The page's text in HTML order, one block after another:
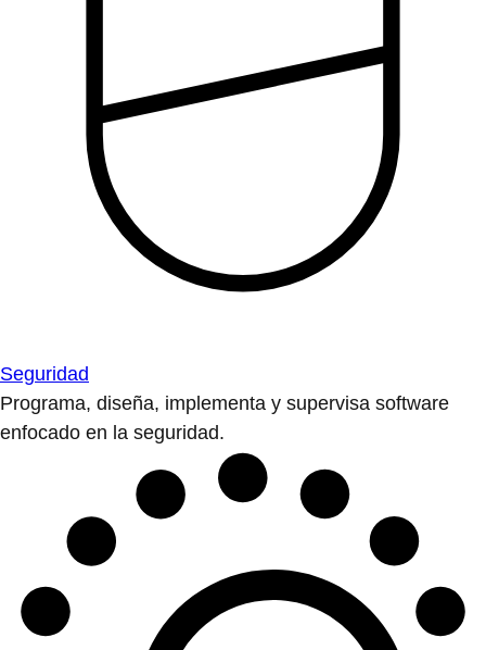
Seguridad
Programa, diseña, implementa y supervisa software
enfocado en la seguridad.